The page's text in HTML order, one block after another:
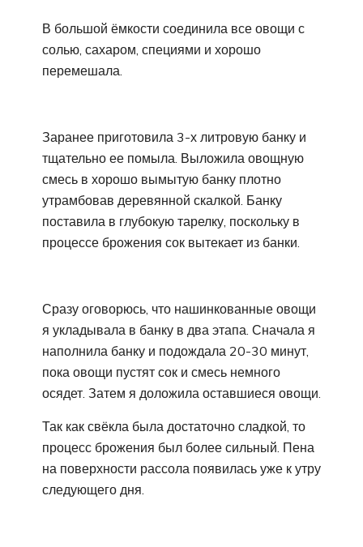
В большой ёмкости соединила все овощи с
солью, сахаром, специями и хорошо
перемешала.
Заранее приготовила 3-х литровую банку и
тщательно ее помыла. Выложила овощную
смесь в хорошо вымытую банку плотно
утрамбовав деревянной скалкой. Банку
поставила в глубокую тарелку, поскольку в
процессе брожения сок вытекает из банки.
Сразу оговорюсь, что нашинкованные овощи
я укладывала в банку в два этапа. Сначала я
наполнила банку и подождала 20-30 минут,
пока овощи пустят сок и смесь немного
осядет. Затем я доложила оставшиеся овощи.
Так как свёкла была достаточно сладкой, то
процесс брожения был более сильный. Пена
на поверхности рассола появилась уже к утру
следующего дня.